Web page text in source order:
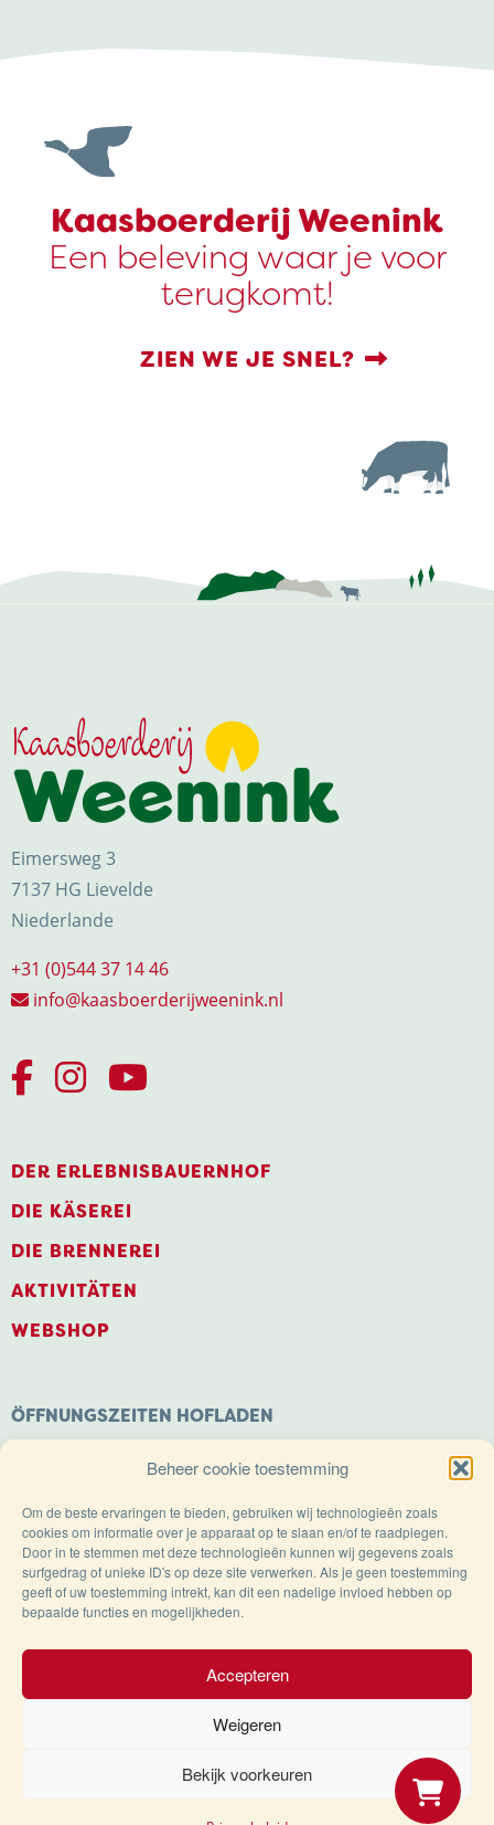
Beheer cookie toestemming
Om de beste ervaringen te bieden, gebruiken wij technologieën zoals
cookies om informatie over je apparaat op te slaan en/of te raadplegen.
Door in te stemmen met deze technologieën kunnen wij gegevens zoals
surfgedrag of unieke ID's op deze site verwerken. Als je geen toestemming
geeft of uw toestemming intrekt, kan dit een nadelige invloed hebben op
bepaalde functies en mogelijkheden.
Accepteren
Weigeren
Bekijk voorkeuren
Kaasboerderij Weenink
Een beleving waar je voor
terugkomt!
ZIEN WE JE SNEL?
Eimersweg 3
7137 HG Lievelde
Niederlande
+31 (0)544 37 14 46
info@kaasboerderijweenink.nl
DER ERLEBNISBAUERNHOF
DIE KÄSEREI
DIE BRENNEREI
AKTIVITÄTEN
WEBSHOP
ÖFFNUNGSZEITEN HOFLADEN
Dienstag bis Samstag: 9.00 – 18.00 Uhr
Sonntags geöffnet von: 11.00 – 18.00 Uhr
Trots op de Achterhoek!
© Käserei Weenink 2025